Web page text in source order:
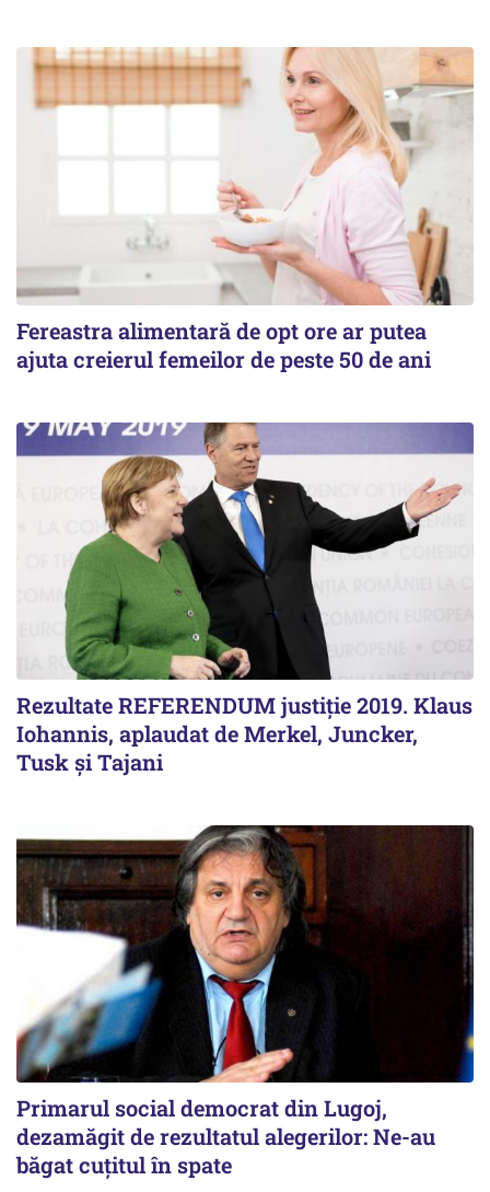
Fereastra alimentară de opt ore ar putea
ajuta creierul femeilor de peste 50 de ani
Rezultate REFERENDUM justiție 2019. Klaus
Iohannis, aplaudat de Merkel, Juncker,
Tusk și Tajani
Primarul social democrat din Lugoj,
dezamăgit de rezultatul alegerilor: Ne-au
băgat cuţitul în spate